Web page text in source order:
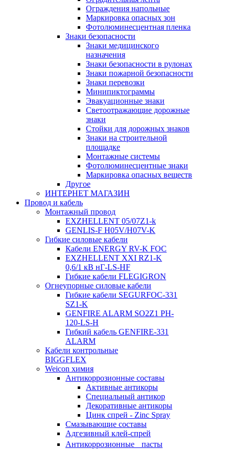
Ограждения напольные
Маркировка опасных зон
Фотолюминесцентная пленка
Знаки безопасности
Знаки медицинского
назначения
Знаки безопасности в рулонах
Знаки пожарной безопасности
Знаки перевозки
Минипиктограммы
Эвакуационные знаки
Светоотражающие дорожные
знаки
Стойки для дорожных знаков
Знаки на строительной
площадке
Монтажные системы
Фотолюминесцентные знаки
Маркировка опасных веществ
Другое
ИНТЕРНЕТ МАГАЗИН
Провод и кабель
Монтажный провод
EXZHELLENT 05/07Z1-k
GENLIS-F Н05V/H07V-K
Гибкие силовые кабели
Кабели ENERGY RV-K FOC
EXZHELLENT XXI RZ1-K
0,6/1 кВ нГ-LS-HF
Гибкие кабели FLEGIGRON
Огнеупорные силовые кабели
Гибкие кабели SEGURFOC-331
SZ1-K
GENFIRE ALARM SO2Z1 PH-
120-LS-H
Гибкий кабель GENFIRE-331
ALARM
Кабели контрольные
BIGGFLEX
Weicon химия
Антикоррозионные составы
Активные антикоры
Специальный антикор
Декоративные антикоры
Цинк спрей - Zinc Spray
Смазывающие составы
Адгезивный клей-спрей
Антикоррозионные пасты